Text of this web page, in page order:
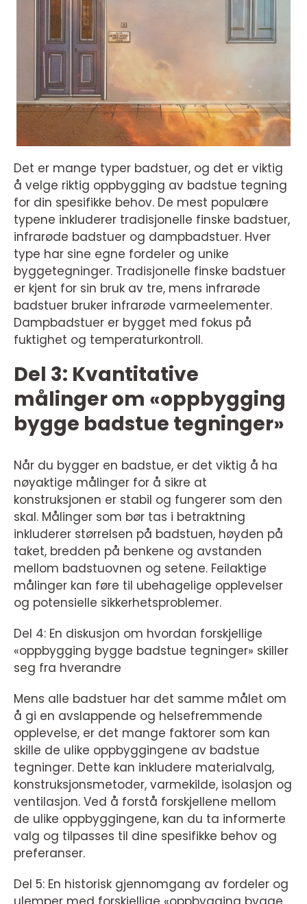
Det er mange typer badstuer, og det er viktig
å velge riktig oppbygging av badstue tegning
for din spesifikke behov. De mest populære
typene inkluderer tradisjonelle finske badstuer,
infrarøde badstuer og dampbadstuer. Hver
type har sine egne fordeler og unike
byggetegninger. Tradisjonelle finske badstuer
er kjent for sin bruk av tre, mens infrarøde
badstuer bruker infrarøde varmeelementer.
Dampbadstuer er bygget med fokus på
fuktighet og temperaturkontroll.
Del 3: Kvantitative
målinger om «oppbygging
bygge badstue tegninger»
Når du bygger en badstue, er det viktig å ha
nøyaktige målinger for å sikre at
konstruksjonen er stabil og fungerer som den
skal. Målinger som bør tas i betraktning
inkluderer størrelsen på badstuen, høyden på
taket, bredden på benkene og avstanden
mellom badstuovnen og setene. Feilaktige
målinger kan føre til ubehagelige opplevelser
og potensielle sikkerhetsproblemer.
Del 4: En diskusjon om hvordan forskjellige
«oppbygging bygge badstue tegninger» skiller
seg fra hverandre
Mens alle badstuer har det samme målet om
å gi en avslappende og helsefremmende
opplevelse, er det mange faktorer som kan
skille de ulike oppbyggingene av badstue
tegninger. Dette kan inkludere materialvalg,
konstruksjonsmetoder, varmekilde, isolasjon og
ventilasjon. Ved å forstå forskjellene mellom
de ulike oppbyggingene, kan du ta informerte
valg og tilpasses til dine spesifikke behov og
preferanser.
Del 5: En historisk gjennomgang av fordeler og